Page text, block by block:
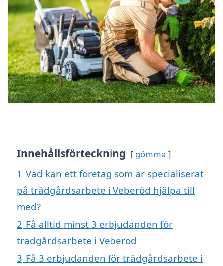
Innehållsförteckning gömma
1 Vad kan ett företag som är specialiserat
på trädgårdsarbete i Veberöd hjälpa till
med?
2 Få alltid minst 3 erbjudanden för
trädgårdsarbete i Veberöd
3 Få 3 erbjudanden för trädgårdsarbete i